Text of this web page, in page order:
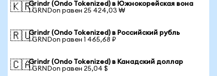
🇰🇷Grindr (Ondo Tokenized) в Южнокорейская вона
1 GRNDon равен 25 424,03 ₩
🇷🇺Grindr (Ondo Tokenized) в Российский рубль
1 GRNDon равен 1 465,68 ₽
🇨🇦Grindr (Ondo Tokenized) в Канадский доллар
1 GRNDon равен 25,04 $